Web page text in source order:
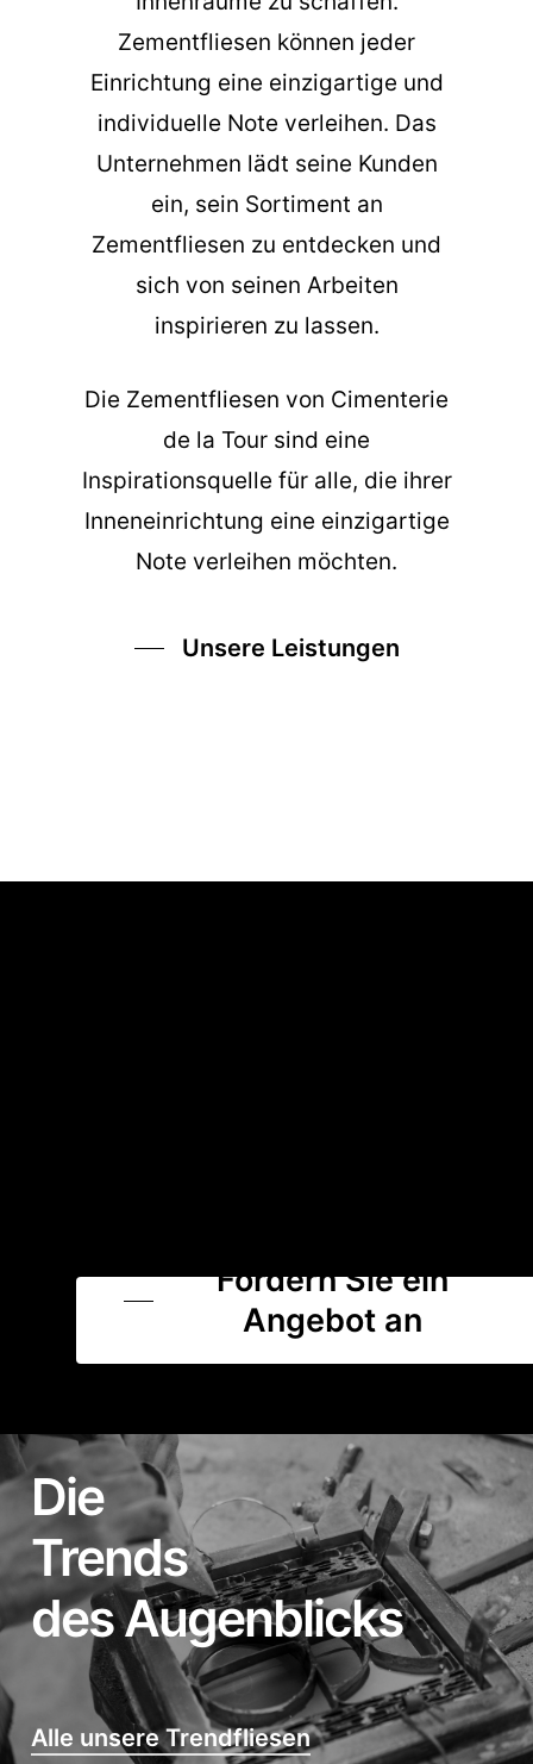
Zementfliesen können jeder
Einrichtung eine einzigartige und
individuelle Note verleihen. Das
Unternehmen lädt seine Kunden
ein, sein Sortiment an
Zementfliesen zu entdecken und
sich von seinen Arbeiten
inspirieren zu lassen.
Die Zementfliesen von Cimenterie
de la Tour sind eine
Inspirationsquelle für alle, die ihrer
Inneneinrichtung eine einzigartige
Note verleihen möchten.
Unsere Leistungen
Fordern Sie ein
Angebot an
Die
Trends
des Augenblicks
Alle unsere Trendfliesen